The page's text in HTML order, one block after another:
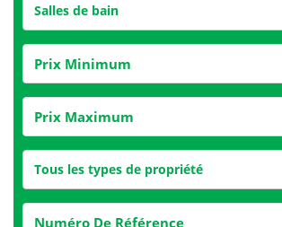
Salles de bain
Tous les types de propriété